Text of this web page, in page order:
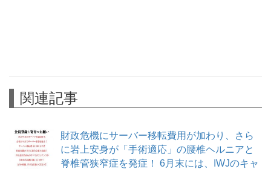
関連記事
財政危機にサーバー移転費用が加わり、さら
に岩上安身が「手術適応」の腰椎ヘルニアと
脊椎管狭窄症を発症！ 6月末には、IWJのキャ